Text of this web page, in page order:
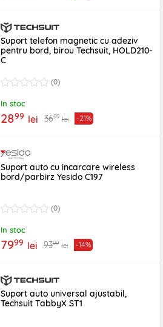
Suport telefon magnetic cu adeziv
pentru bord, birou Techsuit, HOLD210-
C
(0)
In stoc
2899 lei 3699 lei -21%
Suport auto cu incarcare wireless
bord/parbirz Yesido C197
(0)
In stoc
7999 lei 9399 lei -14%
Suport auto universal ajustabil,
Techsuit TabbyX ST1